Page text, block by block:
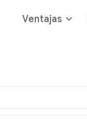
Ventajas